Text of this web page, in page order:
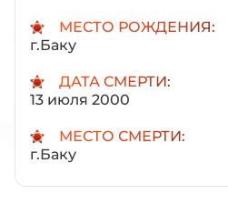
МЕСТО РОЖДЕНИЯ:
г.Баку
ДАТА СМЕРТИ:
13 июля 2000
МЕСТО СМЕРТИ:
г.Баку